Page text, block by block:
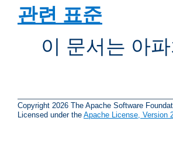
관련 표준
이 문서는 아
Copyright 2026 The Apache Software
Licensed under the Apache License, Version